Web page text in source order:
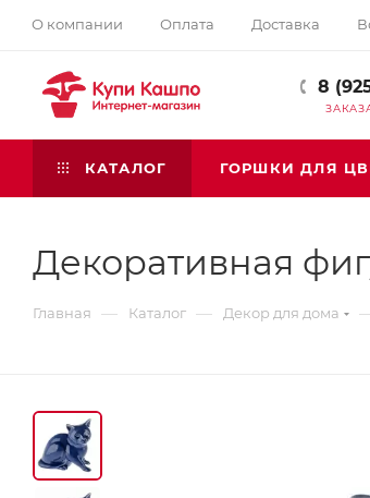
О компании Оплата Доставка
8
КАТАЛОГ ГОРШКИ ДЛЯ
Декоративная
Главная — Каталог — Декор для дома